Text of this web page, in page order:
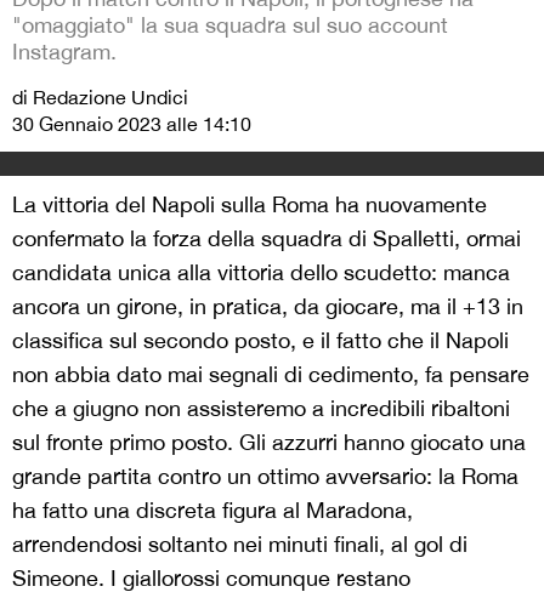
"omaggiato" la sua squadra sul suo account
Instagram.
di Redazione Undici
30 Gennaio 2023 alle 14:10
La vittoria del Napoli sulla Roma ha nuovamente
confermato la forza della squadra di Spalletti, ormai
candidata unica alla vittoria dello scudetto: manca
ancora un girone, in pratica, da giocare, ma il +13 in
classifica sul secondo posto, e il fatto che il Napoli
non abbia dato mai segnali di cedimento, fa pensare
che a giugno non assisteremo a incredibili ribaltoni
sul fronte primo posto. Gli azzurri hanno giocato una
grande partita contro un ottimo avversario: la Roma
ha fatto una discreta figura al Maradona,
arrendendosi soltanto nei minuti finali, al gol di
Simeone. I giallorossi comunque restano